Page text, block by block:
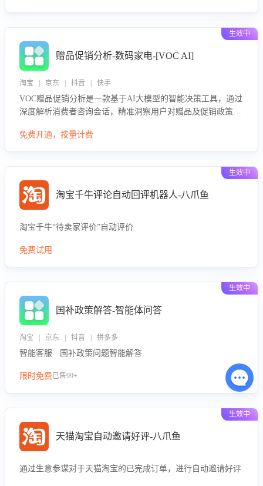
生效中
赠品促销分析-数码家电-[VOC AI]
淘宝 | 京东 | 抖音 | 快手
VOC赠品促销分析是一款基于AI大模型的智能决策工具，通过
深度解析消费者咨询会话，精准洞察用户对赠品及促销政策的
求，帮助企业制定个性化赠品组合策略，优化资源投放并淘汰
免费开通，按量计费
生效中
淘宝千牛评论自动回评机器人-八爪鱼
淘宝千牛“待卖家评价”自动评价
免费试用
生效中
国补政策解答-智能体问答
淘宝 | 京东 | 抖音 | 拼多多
智能客服 · 国补政策问题智能解答
限时免费已售99+
生效中
天猫淘宝自动邀请好评-八爪鱼
通过生意参谋对于天猫淘宝的已完成订单，进行自动邀请好评